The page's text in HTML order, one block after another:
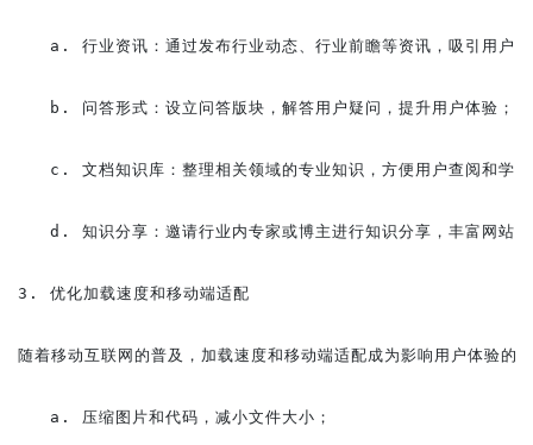
a. 行业资讯：通过发布行业动态、行业前瞻等资讯，吸引用户
   b. 问答形式：设立问答版块，解答用户疑问，提升用户体验；
c. 文档知识库：整理相关领域的专业知识，方便用户查阅和学
d. 知识分享：邀请行业内专家或博主进行知识分享，丰富网站
3. 优化加载速度和移动端适配
随着移动互联网的普及，加载速度和移动端适配成为影响用户体验的
   a. 压缩图片和代码，减小文件大小；